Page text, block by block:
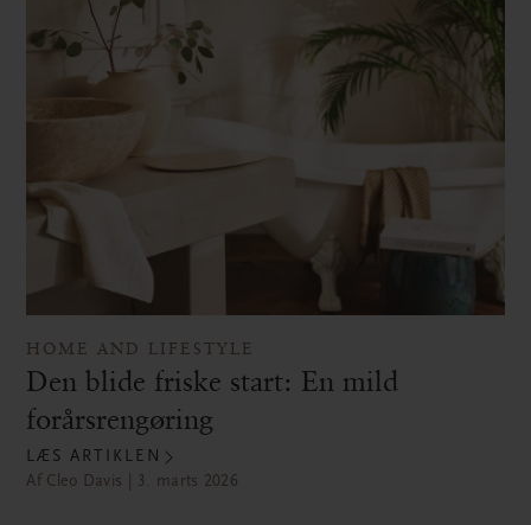
HOME AND LIFESTYLE
Den blide friske start: En mild
forårsrengøring
LÆS ARTIKLEN
Af Cleo Davis | 3. marts 2026